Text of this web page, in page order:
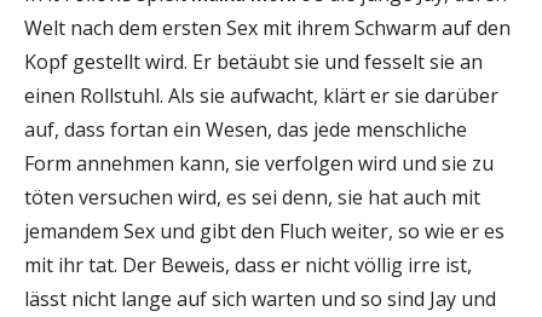
Welt nach dem ersten Sex mit ihrem Schwarm auf den
Kopf gestellt wird. Er betäubt sie und fesselt sie an
einen Rollstuhl. Als sie aufwacht, klärt er sie darüber
auf, dass fortan ein Wesen, das jede menschliche
Form annehmen kann, sie verfolgen wird und sie zu
töten versuchen wird, es sei denn, sie hat auch mit
jemandem Sex und gibt den Fluch weiter, so wie er es
mit ihr tat. Der Beweis, dass er nicht völlig irre ist,
lässt nicht lange auf sich warten und so sind Jay und